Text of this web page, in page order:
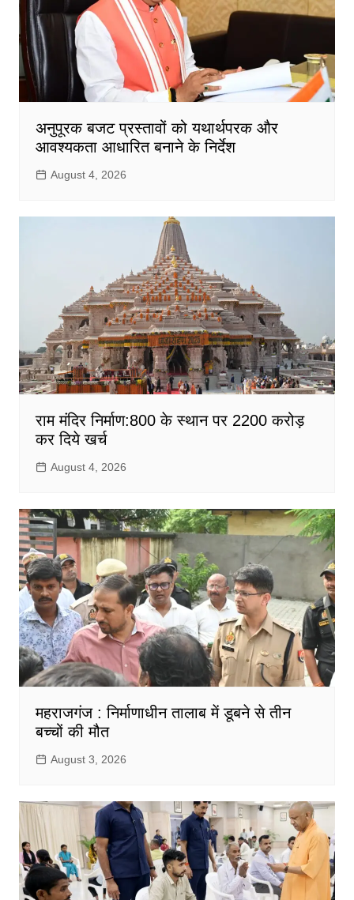
अनुपूरक बजट प्रस्तावों को यथार्थपरक और
आवश्यकता आधारित बनाने के निर्देश
August 4, 2026
राम मंदिर निर्माण:800 के स्थान पर 2200 करोड़
कर दिये खर्च
August 4, 2026
महराजगंज : निर्माणाधीन तालाब में डूबने से तीन
बच्चों की मौत
August 3, 2026